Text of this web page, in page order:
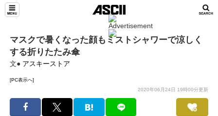
マスクで暑くなった顔もミストシャワーで涼しく
する折りたたみ傘
文● アスキーストア
[PC表示へ]
2020年06月24日 19時00分更新